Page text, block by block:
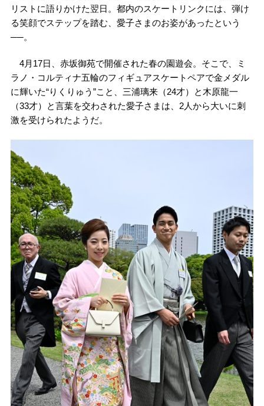
リストに語りかけた翌日。都内のスケートリンクには、弾け
る笑顔でステップを踏む、愛子さまのお姿があったという
──。
4月17日、赤坂御苑で開催された春の園遊会。そこで、ミ
ラノ・コルティナ五輪のフィギュアスケートペアで金メダル
に輝いた“りくりゅう”こと、三浦璃来（24才）と木原龍一
（33才）と言葉を交わされた愛子さまは、2人から大いに刺
激を受けられたようだ。